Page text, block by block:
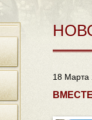
18 Марта